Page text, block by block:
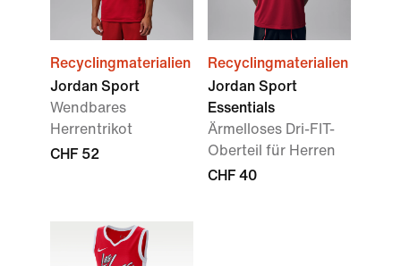
Recyclingmaterialien
Jordan Sport
Wendbares
Herrentrikot
CHF 52
Recyclingmaterialien
Jordan Sport
Essentials
Ärmelloses Dri-FIT-
Oberteil für Herren
CHF 40